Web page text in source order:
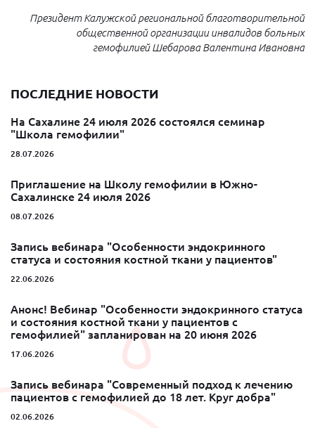
Президент Калужской региональной благотворительной
общественной организации инвалидов больных
гемофилией Шебарова Валентина Ивановна
ПОСЛЕДНИЕ НОВОСТИ
На Сахалине 24 июля 2026 состоялся семинар
"Школа гемофилии"
28.07.2026
Приглашение на Школу гемофилии в Южно-
Сахалинске 24 июля 2026
08.07.2026
Запись вебинара "Особенности эндокринного
статуса и состояния костной ткани у пациентов"
22.06.2026
Анонс! Вебинар "Особенности эндокринного статуса
и состояния костной ткани у пациентов с
гемофилией" запланирован на 20 июня 2026
17.06.2026
Запись вебинара "Современный подход к лечению
пациентов с гемофилией до 18 лет. Круг добра"
02.06.2026